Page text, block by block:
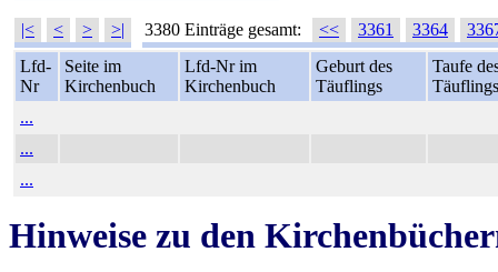
|< < > >| 3380 Einträge gesamt: << 3361 3364
Lfd-
Nr
Seite im
Kirchenbuch
Lfd-Nr im
Kirchenbuch
Geburt des
Täuflings
Taufe
Täuflings
...
...
...
Hinweise zu den